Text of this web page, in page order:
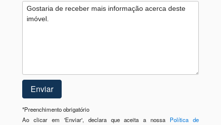
*Preenchimento obrigatório
Ao clicar em 'Enviar', declara que aceita a nossa Política de